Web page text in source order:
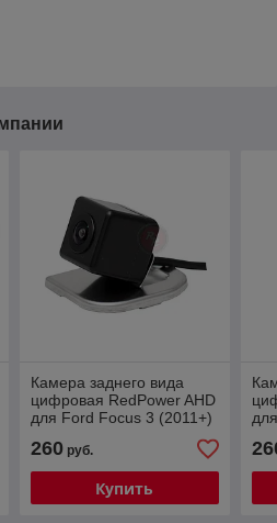
Камера заднего вида
цифровая RedPower AHD
для Ford Focus 3 (2011+)
260руб.
Купить